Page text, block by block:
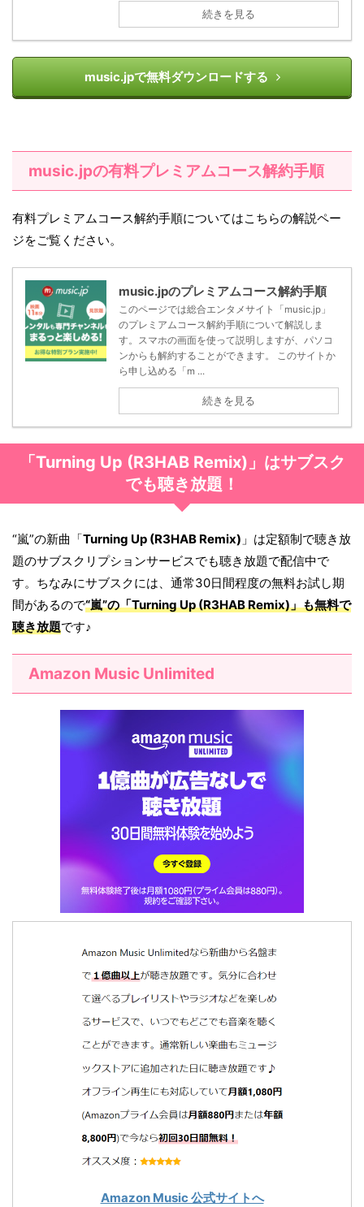
続きを見る
music.jpで無料ダウンロードする
music.jpの有料プレミアムコース解約手順
有料プレミアムコース解約手順についてはこちらの解説ペー
ジをご覧ください。
music.jpのプレミアムコース解約手順
このページでは総合エンタメサイト「music.jp」
のプレミアムコース解約手順について解説しま
す。スマホの画面を使って説明しますが、パソコ
ンからも解約することができます。 このサイトか
ら申し込める「m ...
続きを見る
「Turning Up (R3HAB Remix)」はサブスク
でも聴き放題！
“嵐”の新曲「Turning Up (R3HAB Remix) 」は定額制で聴き放
題のサブスクリプションサービスでも聴き放題で配信中で
す。ちなみにサブスクには、通常30日間程度の無料お試し期
間があるので“嵐”の「Turning Up (R3HAB Remix)」も無料で
聴き放題です♪
Amazon Music Unlimited
Amazon Music 公式サイトへ